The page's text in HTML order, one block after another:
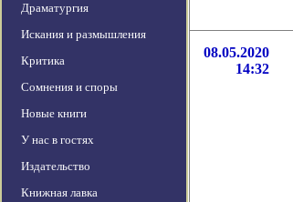
Драматургия
Искания и размышления
Критика
Сомнения и споры
Новые книги
У нас в гостях
Издательство
Книжная лавка
08.05.2020
14:32